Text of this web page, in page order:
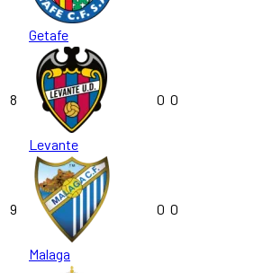
Getafe
8
Levante
0 0
9
Malaga
0 0